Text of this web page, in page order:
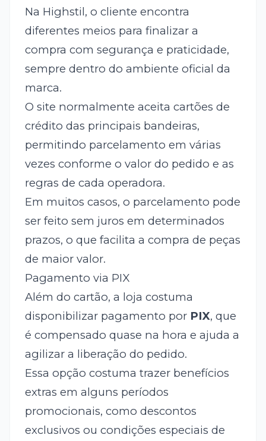
Na Highstil, o cliente encontra
diferentes meios para finalizar a
compra com segurança e praticidade,
sempre dentro do ambiente oficial da
marca.
O site normalmente aceita cartões de
crédito das principais bandeiras,
permitindo parcelamento em várias
vezes conforme o valor do pedido e as
regras de cada operadora.
Em muitos casos, o parcelamento pode
ser feito sem juros em determinados
prazos, o que facilita a compra de peças
de maior valor.
Pagamento via PIX
Além do cartão, a loja costuma
disponibilizar pagamento por PIX, que
é compensado quase na hora e ajuda a
agilizar a liberação do pedido.
Essa opção costuma trazer benefícios
extras em alguns períodos
promocionais, como descontos
exclusivos ou condições especiais de